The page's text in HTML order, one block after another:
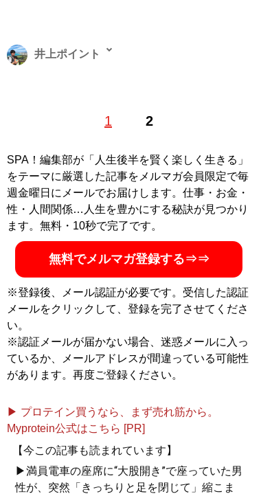
1 2
井上ポイント
節約好きで、ポイントやキャンペーン情報に精通するお
倍楽しめる！』。ブログ「いの得ブログ」、ユーチュー
ブ「いの得ちゃんねる
」にて日々、お得情報を配信中
（Twitterアカウント:
@InoueJuniti ）
『お得生活！ お金がな
くても人生100倍楽しめ
節約こそ最高のエンター
記事一覧へ
SPA！編集部が「人生後半を賢く楽しく生きる」
をテーマに厳選した記事をメルマガ会員限定で毎
週金曜日にメールでお届けします。仕事・お金・
性・人間関係…人生を豊かにする秘訣が見つかり
ます。無料・10秒で完了です。
無料でメルマガ登録する⇒⇒
※登録後、メール認証が必要です。受信した認証
メールをクリックして、登録を完了させてくださ
い。
※認証メールが届かない場合、迷惑メールに入っ
ているか、メールアドレスが間違っている可能性
があります。再度ご登録ください。
▶ プロテイン買うなら、まず売れ筋から。
Myprotein公式はこちら [PR]
【今この記事も読まれています】
▶満員電車の座席に“大股開き”で座っていた男
性が、突然「きっちりと足を閉じて」縮こま